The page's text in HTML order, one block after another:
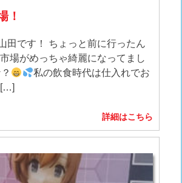
！
田です！ ちょっと前に行ったん
場がめっちゃ綺麗になってまし
私の飲食時代は仕入れでお
[…]
詳細はこちら